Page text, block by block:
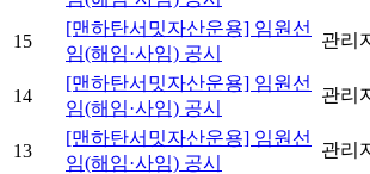
15
[맨하탄서밋자산운용] 임원선
임(해임·사임) 공시
관리
14
[맨하탄서밋자산운용] 임원선
임(해임·사임) 공시
관리
13
[맨하탄서밋자산운용] 임원선
임(해임·사임) 공시
관리